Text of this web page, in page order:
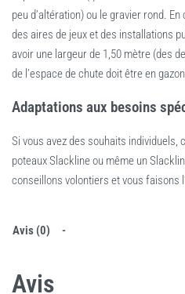
peu d’altération) ou le gravier rond.
des aires de jeux et des installations
avoir une largeur de 1,50 mètre (des
de l’espace de chute doit être en
Adaptations aux besoins
Si vous avez des souhaits individuels,
poteaux Slackline ou même un
conseillons volontiers et vous faisons l’
Avis (0)
Avis